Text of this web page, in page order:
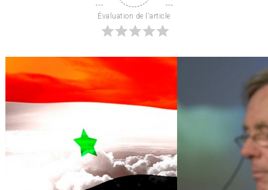
Évaluation de l'article